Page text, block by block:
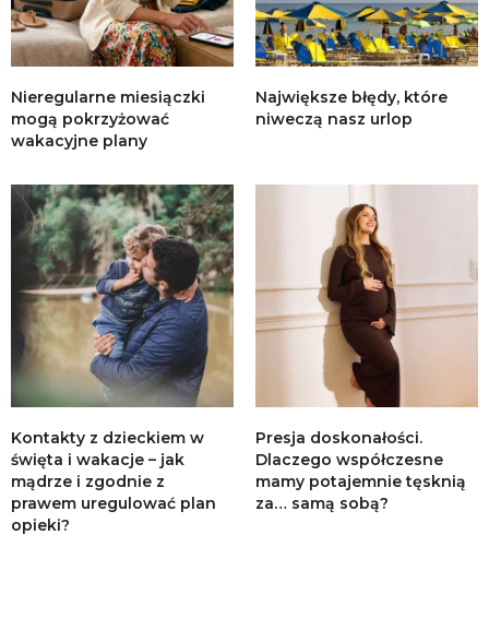
Nieregularne miesiączki
mogą pokrzyżować
wakacyjne plany
Największe błędy, które
niweczą nasz urlop
Kontakty z dzieckiem w
święta i wakacje – jak
mądrze i zgodnie z
prawem uregulować plan
opieki?
Presja doskonałości.
Dlaczego współczesne
mamy potajemnie tęsknią
za… samą sobą?